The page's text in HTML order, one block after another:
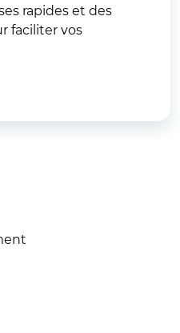
rapides et des
faciliter vos